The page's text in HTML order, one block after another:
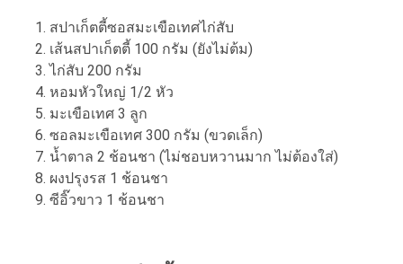
สปาเก็ตตี้ซอสมะเขือเทศไก่สับ
เส้นสปาเก็ตตี้ 100 กรัม (ยังไม่ต้ม)
ไก่สับ 200 กรัม
หอมหัวใหญ่ 1/2 หัว
มะเขือเทศ 3 ลูก
ซอลมะเขือเทศ 300 กรัม (ขวดเล็ก)
น้ำตาล 2 ช้อนชา (ไม่ชอบหวานมาก ไม่ต้องใส่)
ผงปรุงรส 1 ช้อนชา
ซีอิ๊วขาว 1 ช้อนชา